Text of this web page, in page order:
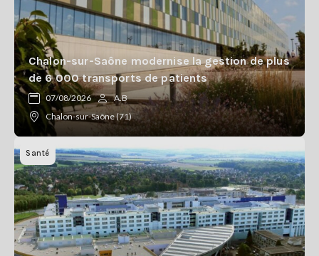
Chalon-sur-Saône modernise la gestion de plus
de 6 000 transports de patients
07/08/2026
A.B
Chalon-sur-Saône (71)
Santé